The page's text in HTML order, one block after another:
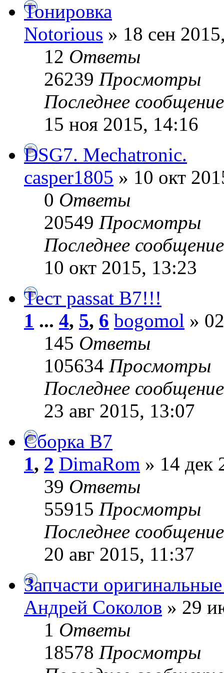
Тонировка
Notorious » 18 сен
12 Ответы
26239 Просмотры
Последнее
15 ноя 2015, 14:16
DSG7. Mechatronic.
casper1805 » 10 окт
0 Ответы
20549 Просмотры
Последнее
10 окт 2015, 13:23
Тест passat B7!!!
1 ... 4, 5, 6 bogomol »
145 Ответы
105634 Просмотры
Последнее
23 авг 2015, 13:07
Сборка B7
1, 2 DimaRom » 14 дек
39 Ответы
55915 Просмотры
Последнее
20 авг 2015, 11:37
Запчасти
Андрей Cоколов » 29
1 Ответы
18578 Просмотры